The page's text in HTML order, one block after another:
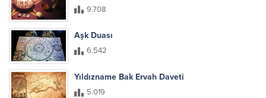
9.708
Aşk Duası
6.542
Yıldızname Bak Ervah Daveti
5.019